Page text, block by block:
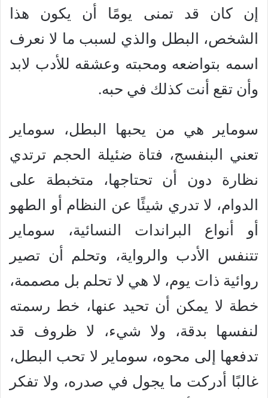
إن كان قد تمنى يومًا أن يكون هذا
الشخص، البطل والذي لسبب ما لا نعرف
اسمه بتواضعه ومحبته وعشقه للأدب لابد
وأن تقع أنت كذلك في حبه.
سوماير هي من يحبها البطل، سوماير
تعني البنفسج، فتاة ضئيلة الحجم ترتدي
نظارة دون أن تحتاجها، متخبطة على
الدوام، لا تدري شيئًا عن النظام أو الطهو
أو أنواع البراندات النسائية، سوماير
تتنفس الأدب والرواية، وتحلم أن تصير
روائية ذات يوم، لا هي لا تحلم بل مصممة،
خطة لا يمكن أن تحيد عنها، خط رسمته
لنفسها بدقة، ولا شيء، لا ظروف قد
تدفعها إلى محوه، سوماير لا تحب البطل،
غالبًا أدركت ما يجول في صدره، ولا تفكر